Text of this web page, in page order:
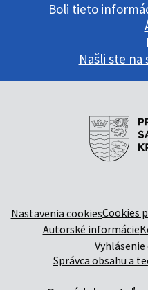
Boli tieto
Našli ste
Nastavenia cookiesCookies
Autorské informácie
Správca obsahu a